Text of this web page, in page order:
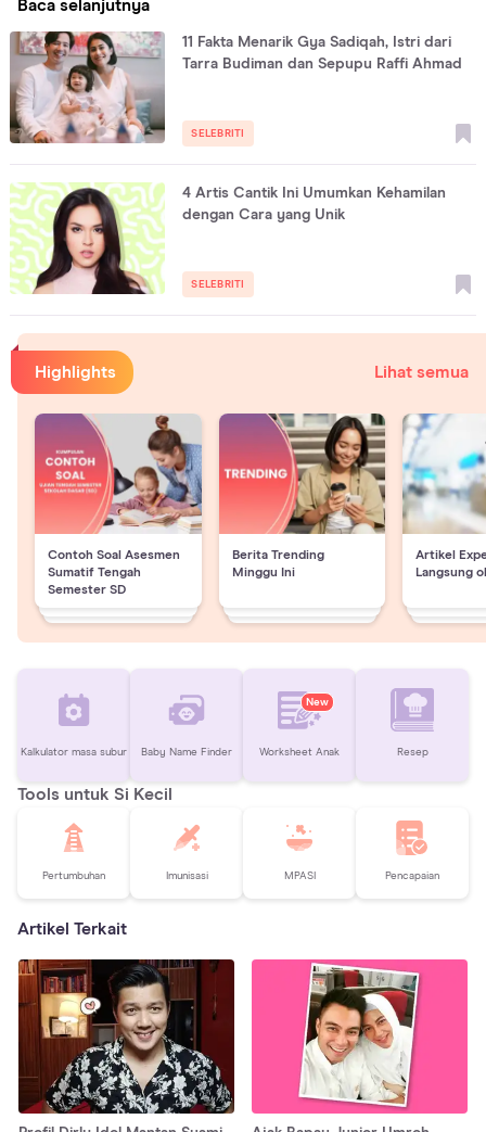
Baca selanjutnya
11 Fakta Menarik Gya Sadiqah, Istri dari
Tarra Budiman dan Sepupu Raffi Ahmad
SELEBRITI
4 Artis Cantik Ini Umumkan Kehamilan
dengan Cara yang Unik
SELEBRITI
Highlights Lihat semua
Contoh Soal Asesmen
Sumatif Tengah
Semester SD
Berita Trending
Minggu Ini
Artikel
Langsung
Kalkulator masa subur Baby Name Finder
New
Worksheet Anak Resep
Tools untuk Si Kecil
Pertumbuhan Imunisasi MPASI Pencapaian
Artikel Terkait